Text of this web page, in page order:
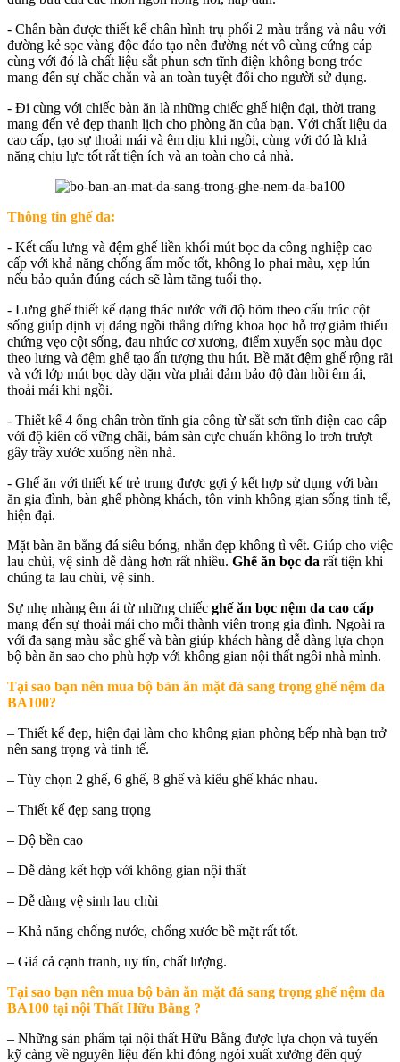
- Chân bàn được thiết kế chân hình trụ phối 2 màu trắng và nâu với
đường kẻ sọc vàng độc đáo tạo nên đường nét vô cùng cứng cáp
cùng với đó là chất liệu sắt phun sơn tĩnh điện không bong tróc
mang đến sự chắc chắn và an toàn tuyệt đối cho người sử dụng.
- Đi cùng với chiếc bàn ăn là những chiếc ghế hiện đại, thời trang
mang đến vẻ đẹp thanh lịch cho phòng ăn của bạn. Với chất liệu da
cao cấp, tạo sự thoải mái và êm dịu khi ngồi, cùng với đó là khả
năng chịu lực tốt rất tiện ích và an toàn cho cả nhà.
Thông tin ghế da:
- Kết cấu lưng và đệm ghế liền khối mút bọc da công nghiệp cao
cấp với khả năng chống ẩm mốc tốt, không lo phai màu, xẹp lún
nếu bảo quản đúng cách sẽ làm tăng tuổi thọ.
- Lưng ghế thiết kế dạng thác nước với độ hõm theo cấu trúc cột
sống giúp định vị dáng ngồi thẳng đứng khoa học hỗ trợ giảm thiểu
chứng vẹo cột sống, đau nhức cơ xương, điểm xuyến sọc màu dọc
theo lưng và đệm ghế tạo ấn tượng thu hút. Bề mặt đệm ghế rộng rãi
và với lớp mút bọc dày dặn vừa phải đảm bảo độ đàn hồi êm ái,
thoải mái khi ngồi.
- Thiết kế 4 ống chân tròn tĩnh gia công từ sắt sơn tĩnh điện cao cấp
với độ kiên cố vững chãi, bám sàn cực chuẩn không lo trơn trượt
gây trầy xước xuống nền nhà.
- Ghế ăn với thiết kế trẻ trung được gợi ý kết hợp sử dụng với bàn
ăn gia đình, bàn ghế phòng khách, tôn vinh không gian sống tinh tế,
hiện đại.
Mặt bàn ăn bằng đá siêu bóng, nhẵn đẹp không tì vết. Giúp cho việc
lau chùi, vệ sinh dễ dàng hơn rất nhiều. Ghế ăn bọc da rất tiện khi
chúng ta lau chùi, vệ sinh.
Sự nhẹ nhàng êm ái từ những chiếc ghế ăn bọc nệm da cao cấp
mang đến sự thoải mái cho mỗi thành viên trong gia đình. Ngoài ra
với đa sạng màu sắc ghế và bàn giúp khách hàng dễ dàng lựa chọn
bộ bàn ăn sao cho phù hợp với không gian nội thất ngôi nhà mình.
Tại sao bạn nên mua bộ bàn ăn mặt đá sang trọng ghế nệm da
BA100?
– Thiết kế đẹp, hiện đại làm cho không gian phòng bếp nhà bạn trở
nên sang trọng và tinh tế.
– Tùy chọn 2 ghế, 6 ghế, 8 ghế và kiểu ghế khác nhau.
– Thiết kế đẹp sang trọng
– Độ bền cao
– Dễ dàng kết hợp với không gian nội thất
– Dễ dàng vệ sinh lau chùi
– Khả năng chống nước, chống xước bề mặt rất tốt.
– Giá cả cạnh tranh, uy tín, chất lượng.
Tại sao bạn nên mua bộ bàn ăn mặt đá sang trọng ghế nệm da
BA100 tại nội Thất Hữu Bằng ?
– Những sản phẩm tại nội thất Hữu Bằng được lựa chọn và tuyển
kỹ càng về nguyên liệu đến khi đóng ngói xuất xưởng đến quý